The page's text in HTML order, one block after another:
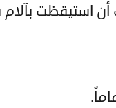
استيقظت بآلام